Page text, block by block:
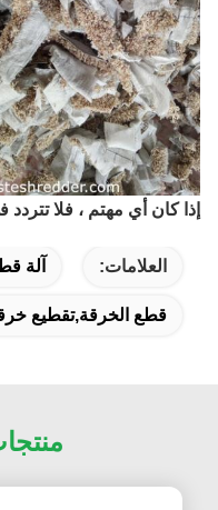
إذا كان أي مهتم ، فلا تتردد
العلامات: آلة
قطع الخرقة,تقطيع